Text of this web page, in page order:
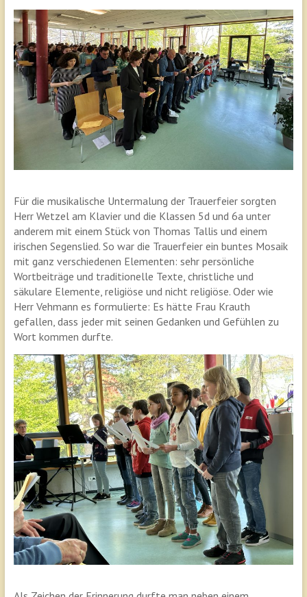
Für die musikalische Untermalung der Trauerfeier sorgten
Herr Wetzel am Klavier und die Klassen 5d und 6a unter
anderem mit einem Stück von Thomas Tallis und einem
irischen Segenslied. So war die Trauerfeier ein buntes Mosaik
mit ganz verschiedenen Elementen: sehr persönliche
Wortbeiträge und traditionelle Texte, christliche und
säkulare Elemente, religiöse und nicht religiöse. Oder wie
Herr Vehmann es formulierte: Es hätte Frau Krauth
gefallen, dass jeder mit seinen Gedanken und Gefühlen zu
Wort kommen durfte.